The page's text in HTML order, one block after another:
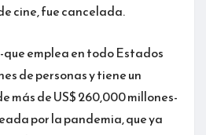
cine, fue cancelada.
emplea en todo Estados
de personas y tiene un
más de US$ 260,000 millones-
por la pandemia, que ya